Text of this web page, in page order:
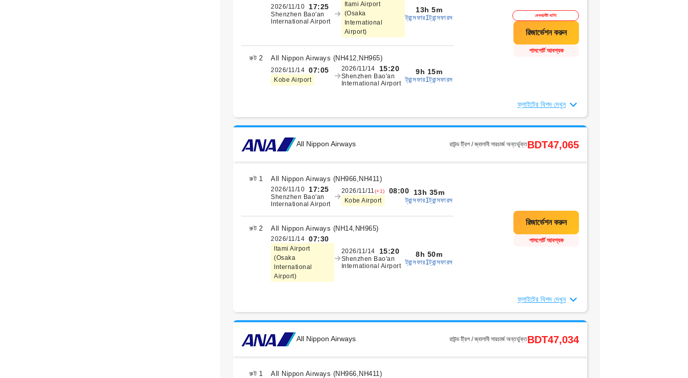
2026/11/10 17:25
Shenzhen Bao'an
International Airport
Itami Airport
(Osaka
International
Airport)
13h 5m
ট্রান্সফার1ট্রান্সফারস
রুট 2 All Nippon Airways (NH412,NH965)
2026/11/14 07:05
Kobe Airport
2026/11/14 15:20
Shenzhen Bao'an
International Airport
9h 15m
ট্রান্সফার1ট্রান্সফারস
কেবল6সীট খালি!
পাসপোর্ট আবশ্যক
ফ্লাইটের বিশদ দেখুন
All Nippon Airways রাউন্ড ট্রিপ / জ্বালানী সারচার্জ অন্তর্ভুক্তBDT47,065
রুট 1 All Nippon Airways (NH966,NH411)
2026/11/10 17:25
Shenzhen Bao'an
International Airport
2026/11/11(+1) 08:00
Kobe Airport
13h 35m
ট্রান্সফার1ট্রান্সফারস
রুট 2 All Nippon Airways (NH14,NH965)
2026/11/14 07:30
Itami Airport
(Osaka
International
Airport)
2026/11/14 15:20
Shenzhen Bao'an
International Airport
8h 50m
ট্রান্সফার1ট্রান্সফারস
পাসপোর্ট আবশ্যক
ফ্লাইটের বিশদ দেখুন
All Nippon Airways রাউন্ড ট্রিপ / জ্বালানী সারচার্জ অন্তর্ভুক্তBDT47,034
রুট 1 All Nippon Airways (NH966,NH411)